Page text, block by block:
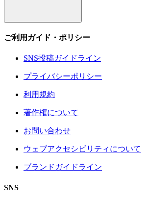
ご利用ガイド・ポリシー
SNS投稿ガイドライン
プライバシーポリシー
利用規約
著作権について
お問い合わせ
ウェブアクセシビリティについて
ブランドガイドライン
SNS